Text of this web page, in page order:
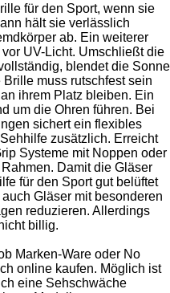
für den Sport, wenn sie
hält sie verlässlich
ab. Ein weiterer
UV-Licht. Umschließt die
blendet die Sonne
muss rutschfest sein
ihrem Platz bleiben. Ein
um die Ohren führen. Bei
sichert ein flexibles
zusätzlich. Erreicht
Systeme mit Noppen oder
Damit die Gläser
für den Sport gut belüftet
Gläser mit besonderen
reduzieren. Allerdings
billig.
Marken-Ware oder No
online kaufen. Möglich ist
eine Sehschwäche